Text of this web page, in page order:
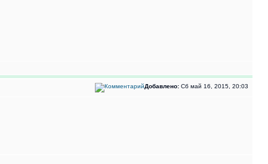
Добавлено: Сб май 16, 2015, 20:03